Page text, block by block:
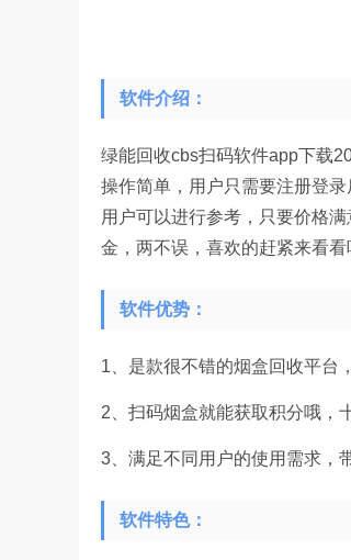
软件介绍：
绿能回收cbs扫码软件app下载
操作简单，用户只需要注册登
用户可以进行参考，只要价格
金，两不误，喜欢的赶紧来看看
软件优势：
1、是款很不错的烟盒回收平台
2、扫码烟盒就能获取积分哦，
3、满足不同用户的使用需求，
软件特色：